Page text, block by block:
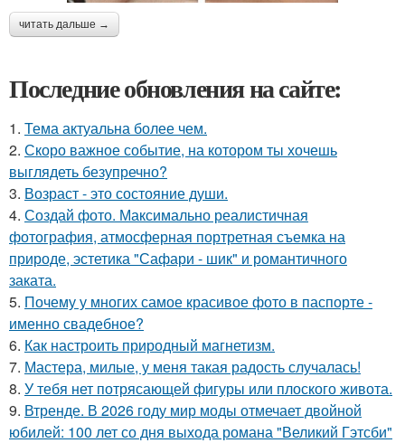
читать дальше →
Последние обновления на сайте:
1. Тема актуальна более чем.
2. Скоро важное событие, на котором ты хочешь
выглядеть безупречно?
3. Возраст - это состояние души.
4. Создай фото. Максимально реалистичная
фотография, атмосферная портретная съемка на
природе, эстетика "Сафари - шик" и романтичного
заката.
5. Почему у многих самое красивое фото в паспорте -
именно свадебное?
6. Как настроить природный магнетизм.
7. Мастера, милые, у меня такая радость случалась!
8. У тебя нет потрясающей фигуры или плоского живота.
9. Втренде. В 2026 году мир моды отмечает двойной
юбилей: 100 лет со дня выхода романа "Великий Гэтсби"